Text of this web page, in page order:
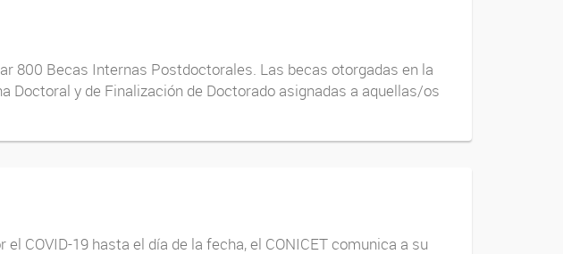
800 Becas Internas Postdoctorales. Las becas otorgadas en la
Doctoral y de Finalización de Doctorado asignadas a aquellas/os
COVID-19 hasta el día de la fecha, el CONICET comunica a su